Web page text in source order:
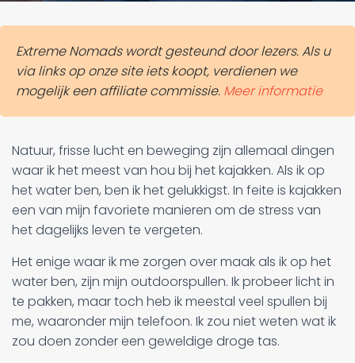
Extreme Nomads wordt gesteund door lezers. Als u
via links op onze site iets koopt, verdienen we
mogelijk een affiliate commissie. Meer informatie
Natuur, frisse lucht en beweging zijn allemaal dingen
waar ik het meest van hou bij het kajakken. Als ik op
het water ben, ben ik het gelukkigst. In feite is kajakken
een van mijn favoriete manieren om de stress van
het dagelijks leven te vergeten.
Het enige waar ik me zorgen over maak als ik op het
water ben, zijn mijn outdoorspullen. Ik probeer licht in
te pakken, maar toch heb ik meestal veel spullen bij
me, waaronder mijn telefoon. Ik zou niet weten wat ik
zou doen zonder een geweldige droge tas.